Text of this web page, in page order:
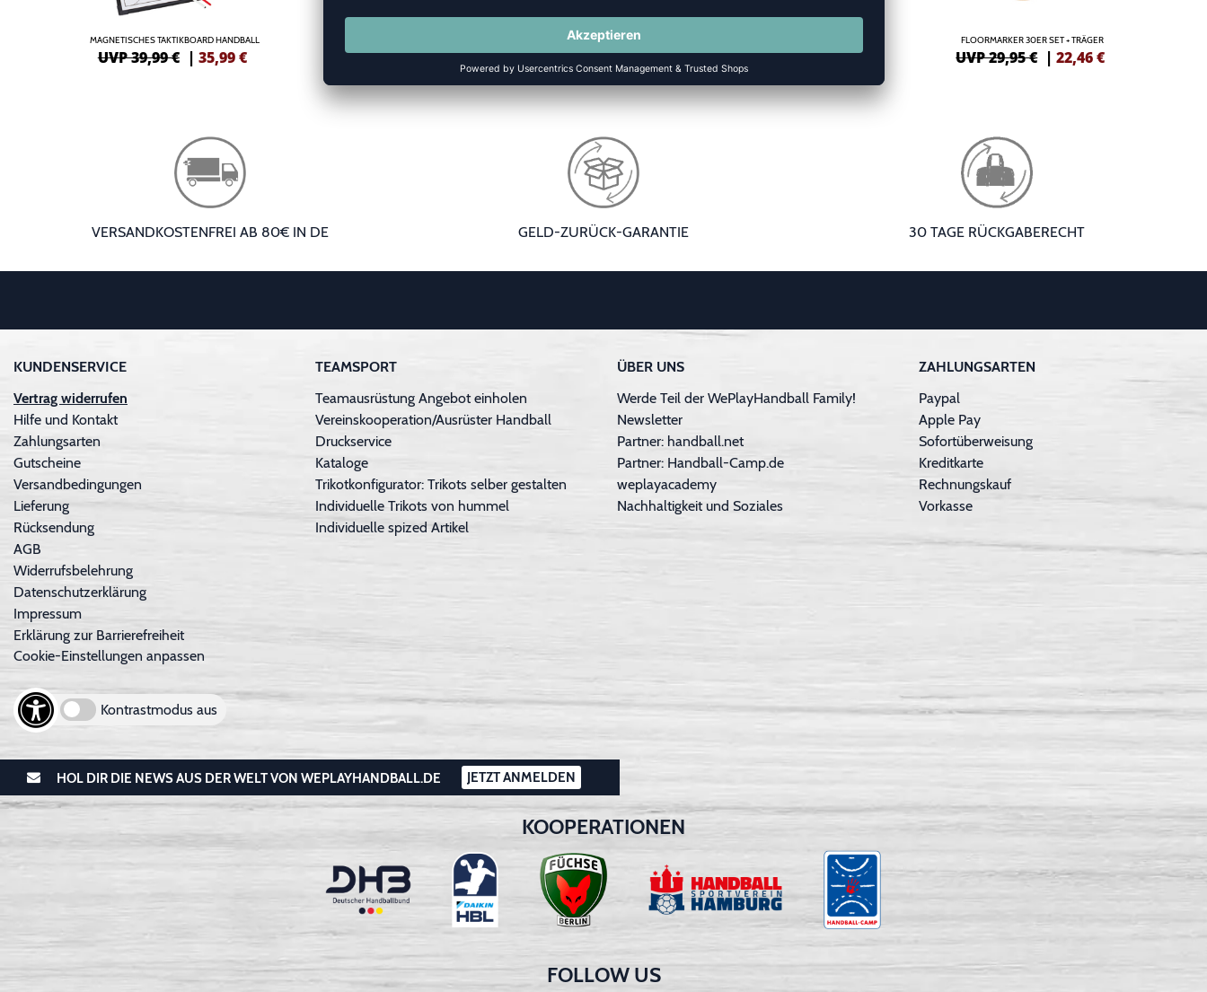
MAGNETISCHES TAKTIKBOARD HANDBALL
UVP 39,99 € | 35,99€ UVP 54,99 € |35,74€ UVP 15,99 € |11,19€
FLOORMARKER 30ER SET + TRÄGER
UVP 29,95 € |22,46€
VERSANDKOSTENFREI AB 80€ IN DE GELD-ZURÜCK-GARANTIE 30 TAGE RÜCKGABERECHT
KUNDENSERVICE
Vertrag widerrufen
Hilfe und Kontakt
Zahlungsarten
Gutscheine
Versandbedingungen
Lieferung
Rücksendung
AGB
Widerrufsbelehrung
Datenschutzerklärung
Impressum
Erklärung zur Barrierefreiheit
Cookie-Einstellungen anpassen
Kontrastmodus aus
TEAMSPORT
Teamausrüstung Angebot einholen
Vereinskooperation/Ausrüster Handball
Druckservice
Kataloge
Trikotkonfigurator: Trikots selber gestalten
Individuelle Trikots von hummel
Individuelle spized Artikel
ÜBER UNS
Werde Teil der WePlayHandball Family!
Newsletter
Partner: handball.net
Partner: Handball-Camp.de
weplayacademy
Nachhaltigkeit und Soziales
ZAHLUNGSARTEN
Paypal
Apple Pay
Sofortüberweisung
Kreditkarte
Rechnungskauf
Vorkasse
HOL DIR DIE NEWS AUS DER WELT VON WEPLAYHANDBALL.DE JETZT ANMELDEN
KOOPERATIONEN
FOLLOW US